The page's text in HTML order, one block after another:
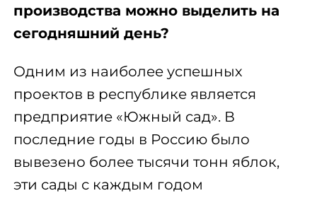
производства можно выделить на
сегодняшний день?
Одним из наиболее успешных
проектов в республике является
предприятие «Южный сад». В
последние годы в Россию было
вывезено более тысячи тонн яблок,
эти сады с каждым годом